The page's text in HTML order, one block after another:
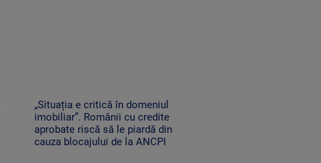
„Situația e critică în domeniul
imobiliar”. Românii cu credite
aprobate riscă să le piardă din
cauza blocajului de la ANCPI